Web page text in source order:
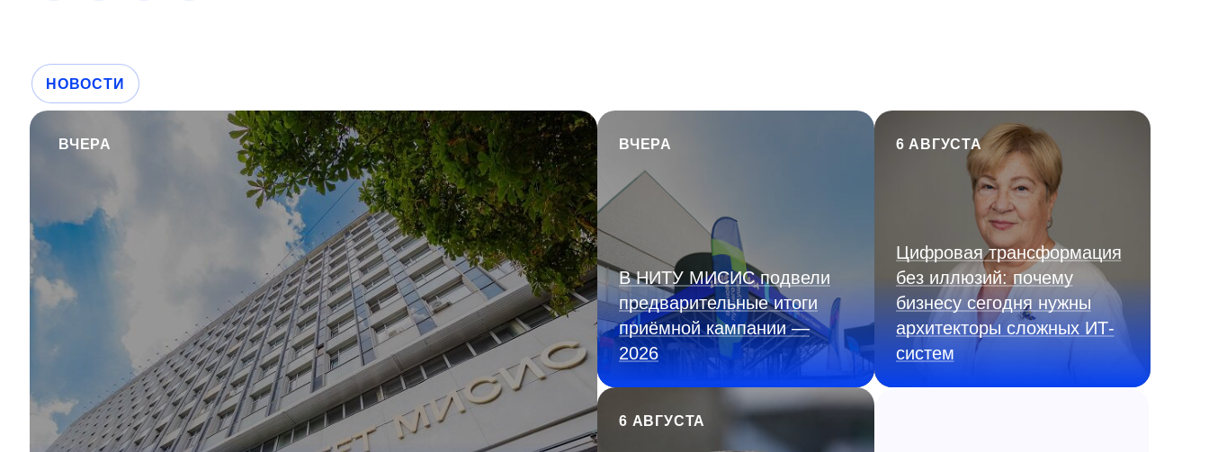
НОВОСТИ
ВЧЕРА ВЧЕРА
В НИТУ МИСИС подвели
предварительные итоги
приёмной кампании —
2026
6 АВГУСТА
Цифровая трансформация
без иллюзий: почему
бизнесу сегодня нужны
архитекторы сложных ИТ-
систем
6 АВГУСТА